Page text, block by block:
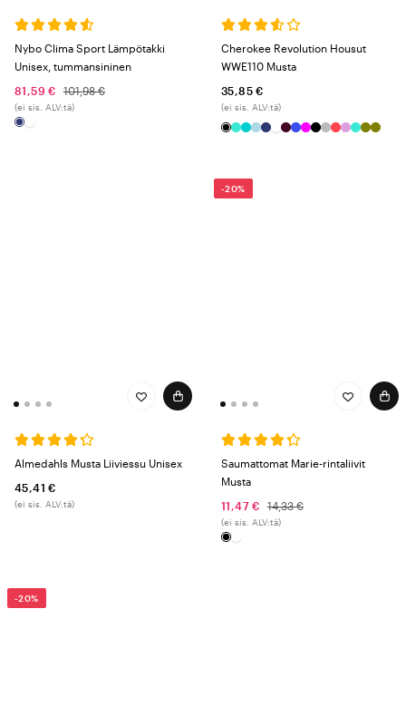
Nybo Clima Sport Lämpötakki
Unisex, tummansininen
81,59 €
101,98 €
(ei sis. ALV:tä)
Cherokee Revolution Housut
WWE110 Musta
35,85 €
(ei sis. ALV:tä)
Almedahls Musta Liiviessu Unisex
45,41 €
(ei sis. ALV:tä)
-20%
Saumattomat Marie-rintaliivit
Musta
11,47 €
14,33 €
(ei sis. ALV:tä)
-20%